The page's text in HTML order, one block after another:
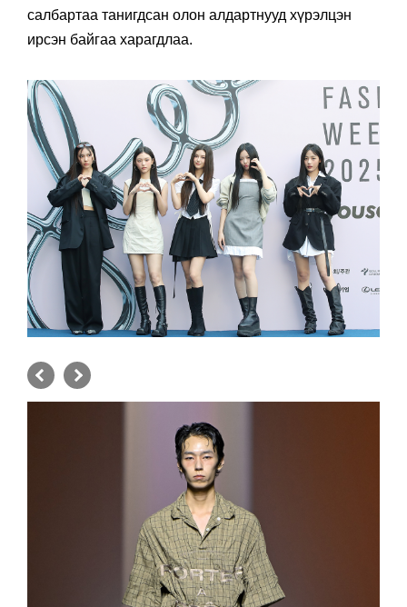
салбартаа танигдсан олон алдартнууд хүрэлцэн
ирсэн байгаа харагдлаа.